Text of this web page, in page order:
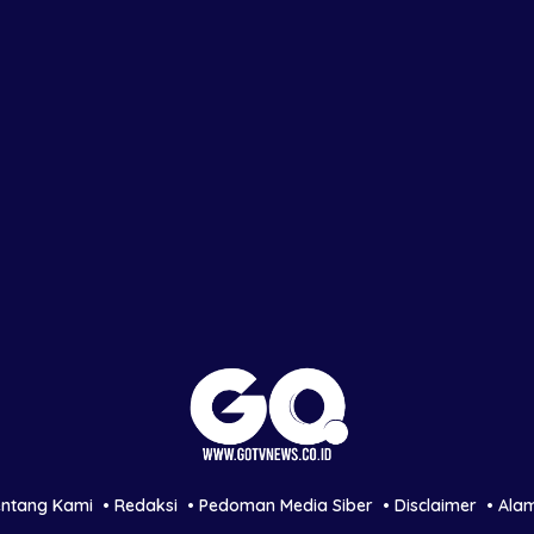
Kami Redaksi Pedoman Media Siber Disclaimer